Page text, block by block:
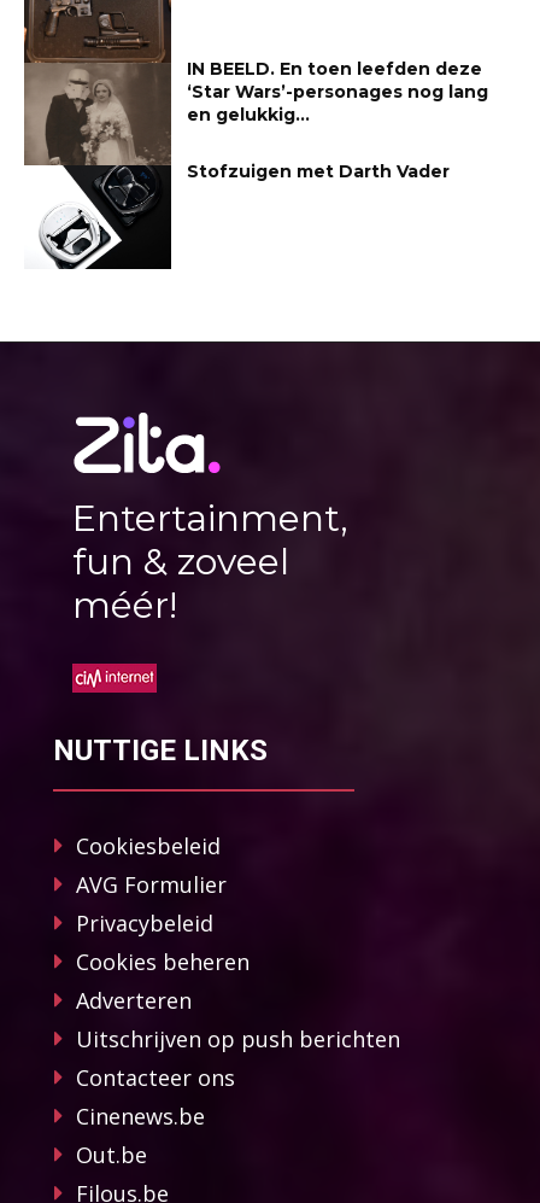
IN BEELD. En toen leefden deze
‘Star Wars’-personages nog lang
en gelukkig…
Stofzuigen met Darth Vader
Entertainment,
fun & zoveel
méér!
NUTTIGE LINKS
Cookiesbeleid
AVG Formulier
Privacybeleid
Cookies beheren
Adverteren
Uitschrijven op push berichten
Contacteer ons
Cinenews.be
Out.be
Filous.be